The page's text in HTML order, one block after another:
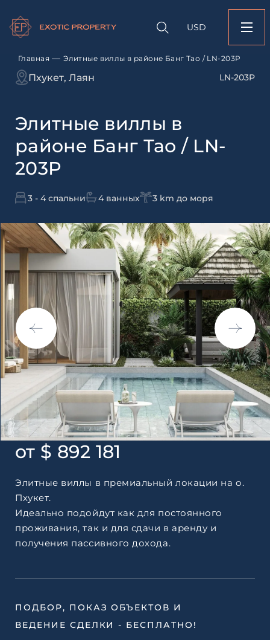
USD
Главная —Элитные виллы в районе Банг Тао / LN-203P
Пхукет, Лаян LN-203P
Элитные виллы в
районе Банг Тао / LN-
203P
3 - 4 спальни 4 ванных 3 km до моря
от $ 892 181
Элитные виллы в премиальный локации на о.
Пхукет.
Идеально подойдут как для постоянного
проживания, так и для сдачи в аренду и
получения пассивного дохода.
ПОДБОР, ПОКАЗ ОБЪЕКТОВ И
ВЕДЕНИЕ СДЕЛКИ - БЕСПЛАТНО!
Оставить
свяжется с вами
Согласен с
Я даю согласие на
рассылок
объекту
Элитные виллы в
свяжется с вами
Согласен с
по обработке
недвижимости